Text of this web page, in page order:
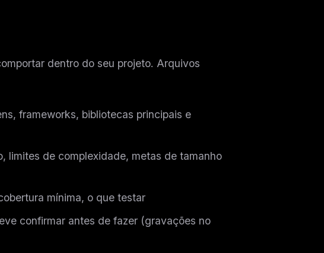
dentro do seu projeto. Arquivos
frameworks, bibliotecas principais e
limites de complexidade, metas de tamanho
mínima, o que testar
confirmar antes de fazer (gravações no
rules, and LLM